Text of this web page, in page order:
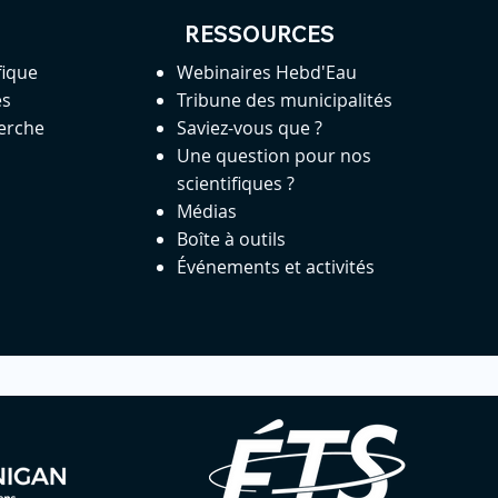
RESSOURCES
Webinaires Hebd'Eau
Tribune des municipalités
Saviez-vous que ?
Une question pour nos
scientifiques ?
Médias
Boîte à outils
Événements et activités